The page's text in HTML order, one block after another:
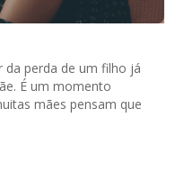
perda de um filho já
É um momento
mães pensam que